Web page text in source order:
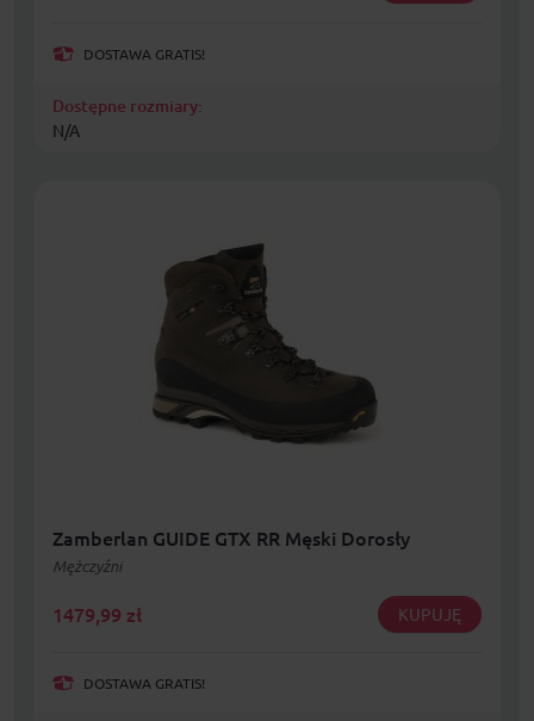
DOSTAWA GRATIS!
Dostępne rozmiary:
N/A
Zamberlan GUIDE GTX RR Męski Dorosły
Mężczyźni
1479,99 zł KUPUJĘ
DOSTAWA GRATIS!